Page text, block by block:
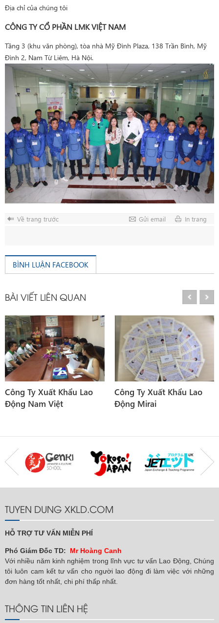
Địa chỉ của chúng tôi
CÔNG TY CỔ PHẦN LMK VIỆT NAM
Tầng 3 (khu văn phòng), tòa nhà Mỹ Đình Plaza, 138 Trần Bình, Mỹ
Đình 2, Nam Từ Liêm, Hà Nội.
Về trang trước Gửi email In trang
BÌNH LUẬN FACEBOOK
BÀI VIẾT LIÊN QUAN
Công Ty Xuất Khẩu Lao
Động Nam Việt
Công Ty Xuất Khẩu Lao
Động Mirai
TUYEN DUNG XKLD.COM
HỖ TRỢ TƯ VẤN MIỄN PHÍ
Phó Giám Đốc TD:
Mr Hoàng Canh
Với nhiều năm kinh nghiệm trong lĩnh vực tư vấn Lao Động, Chúng
tôi luôn cam kết tư vấn cho người lao động đi làm việc với những
đơn hàng tốt nhất, chi phí thấp nhất.
THÔNG TIN LIÊN HỆ